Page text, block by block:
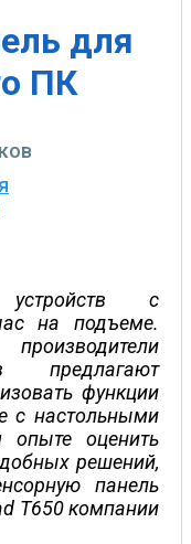
для
ПК
с
на подъеме.
предлагают
функции
с настольными
оценить
решений,
панель
T650 компании